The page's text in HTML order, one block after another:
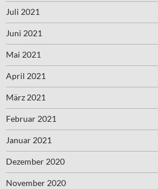
Juli 2021
Juni 2021
Mai 2021
April 2021
März 2021
Februar 2021
Januar 2021
Dezember 2020
November 2020